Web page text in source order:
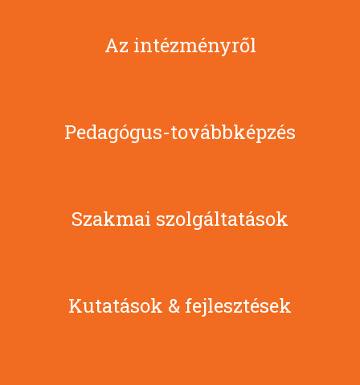
Az intézményről
Pedagógus-továbbképzés
Szakmai szolgáltatások
Kutatások & fejlesztések